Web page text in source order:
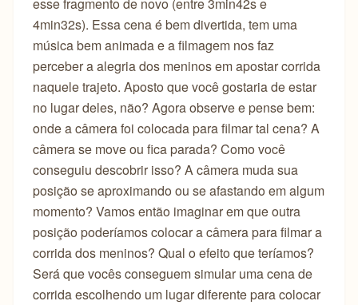
esse fragmento de novo (entre 3min42s e
4min32s). Essa cena é bem divertida, tem uma
música bem animada e a filmagem nos faz
perceber a alegria dos meninos em apostar corrida
naquele trajeto. Aposto que você gostaria de estar
no lugar deles, não? Agora observe e pense bem:
onde a câmera foi colocada para filmar tal cena? A
câmera se move ou fica parada? Como você
conseguiu descobrir isso? A câmera muda sua
posição se aproximando ou se afastando em algum
momento? Vamos então imaginar em que outra
posição poderíamos colocar a câmera para filmar a
corrida dos meninos? Qual o efeito que teríamos?
Será que vocês conseguem simular uma cena de
corrida escolhendo um lugar diferente para colocar